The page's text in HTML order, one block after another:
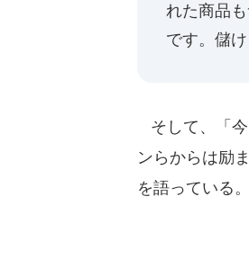
れた商品
です。儲
そして、「
ンらからは励
を語っている。